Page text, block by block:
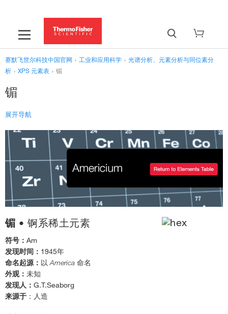
赛默飞世尔科技中国官网 › 工业和应用科学 › 光谱分析、元素分析与同位素分
析 › XPS 元素表 › 镅
镅
展开导航
主页
元素表
仪器
了解XPS
资源
联系我们
镅 • 锕系稀土元素
符号： Am
发现时间： 1945年
命名起源： 以America 命名
外观： 未知
发现人： G.T.Seaborg
来源于 ：人造